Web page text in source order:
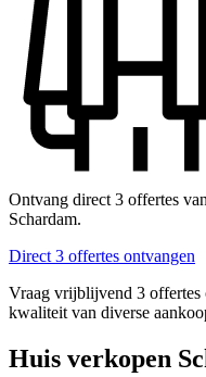
Ontvang direct 3 offertes
Schardam.
Direct 3 offertes ontvangen
Vraag vrijblijvend 3 offertes
kwaliteit van diverse
Huis verkopen